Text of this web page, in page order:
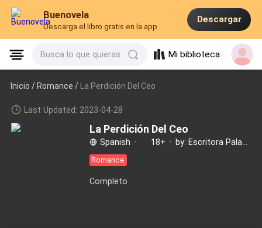
Buenovela
Descarga el libro gratis en la app
Descargar
Busca lo que quieras Mi biblioteca
Inicio /Romance / La Perdición Del Ceo
Last Updated: 2023-04-28
La Perdición Del Ceo
Spanish · 18+ ·
Romance
Completo